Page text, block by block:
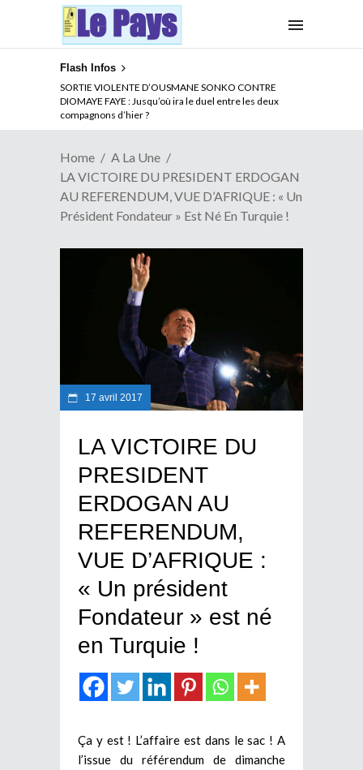
Flash Infos
SORTIE VIOLENTE D’OUSMANE SONKO CONTRE
DIOMAYE FAYE : Jusqu’où ira le duel entre les deux
compagnons d’hier ?
NOUVELLE ATTAQUE MEURTRIERE DES ADF EN RDC :
Comment arrêter la spirale de la violence au Congo
Home
A La Une
LA VICTOIRE DU PRESIDENT ERDOGAN
AU REFERENDUM, VUE D’AFRIQUE : « Un
Président Fondateur » Est Né En Turquie !
17 avril 2017
LA VICTOIRE DU
PRESIDENT
ERDOGAN AU
REFERENDUM,
VUE D’AFRIQUE :
« Un président
Fondateur » est né
en Turquie !
Ça y est ! L’affaire est dans le sac ! A
l’issue du référendum de dimanche